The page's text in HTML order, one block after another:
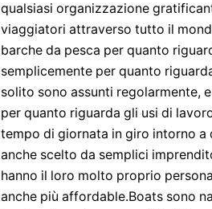
qualsiasi organizzazione
viaggiatori attraverso tutto il
barche da pesca per quanto
semplicemente per quanto
solito sono assunti regolarmente,
per quanto riguarda gli usi di
tempo di giornata in giro intorno a
anche scelto da semplici
hanno il loro molto proprio
anche più affordable.Boats sono